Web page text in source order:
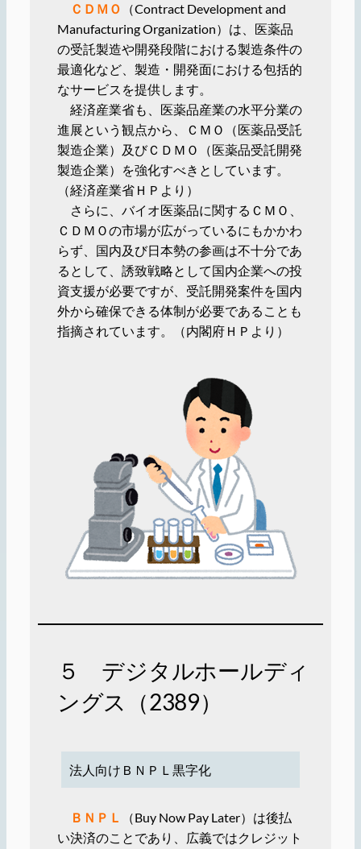
ＣＤＭＯ （Contract Development and
Manufacturing Organization）は、医薬品
の受託製造や開発段階における製造条件の
最適化など、製造・開発面における包括的
なサービスを提供します。
経済産業省も、医薬品産業の水平分業の
進展という観点から、ＣＭＯ（医薬品受託
製造企業）及びＣＤＭＯ（医薬品受託開発
製造企業）を強化すべきとしています。
（経済産業省ＨＰより）
さらに、バイオ医薬品に関するＣＭＯ、
ＣＤＭＯの市場が広がっているにもかかわ
らず、国内及び日本勢の参画は不十分であ
るとして、誘致戦略として国内企業への投
資支援が必要ですが、受託開発案件を国内
外から確保できる体制が必要であることも
指摘されています。（内閣府ＨＰより）
５ デジタルホールディ
ングス（2389）
法人向けＢＮＰＬ黒字化
ＢＮＰＬ
（Buy Now Pay Later）は後払
い決済のことであり、広義ではクレジット